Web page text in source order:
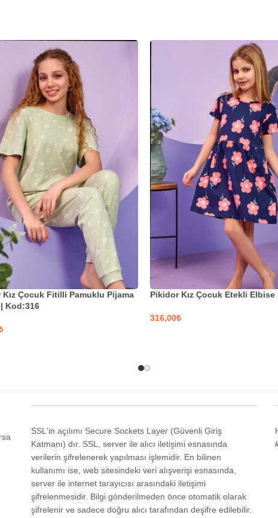
Kız Çocuk Fitilli Pamuklu Pijama
| Kod:316
Pikidor Kız Çocuk Etekli Elbise
₺
SSL'in açılımı Secure Sockets Layer (Güvenli Giriş
Katmanı) dır. SSL, server ile alıcı iletişimi esnasında
verilerin şifrelenerek yapılması işlemidir. En bilinen
kullanımı ise, web sitesindeki veri alışverişi esnasında,
server ile internet tarayıcısı arasındaki iletişimi
şifrelenmesidir. Bilgi gönderilmeden önce otomatik olarak
şifrelenir ve sadece doğru alıcı tarafından deşifre edilebilir.